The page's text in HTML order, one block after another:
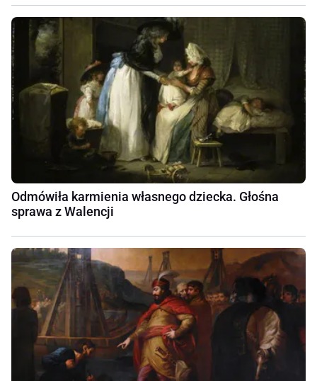
Odmówiła karmienia własnego dziecka. Głośna
sprawa z Walencji